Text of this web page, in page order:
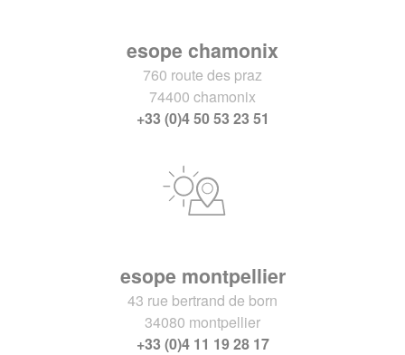
esope chamonix
760 route des praz
74400 chamonix
+33 (0)4 50 53 23 51
esope montpellier
43 rue bertrand de born
34080 montpellier
+33 (0)4 11 19 28 17